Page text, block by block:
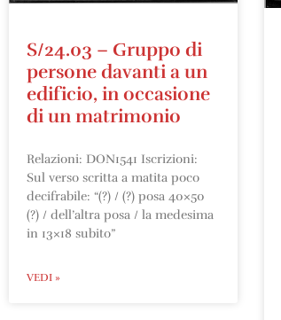
S/24.03 – Gruppo di
persone davanti a un
edificio, in occasione
di un matrimonio
Relazioni: DON1541 Iscrizioni:
Sul verso scritta a matita poco
decifrabile: “(?) / (?) posa 40×50
(?) / dell’altra posa / la medesima
in 13×18 subito”
VEDI »